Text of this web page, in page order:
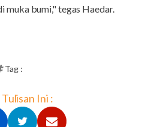
muka bumi," tegas Haedar.
Tag :
Ini :